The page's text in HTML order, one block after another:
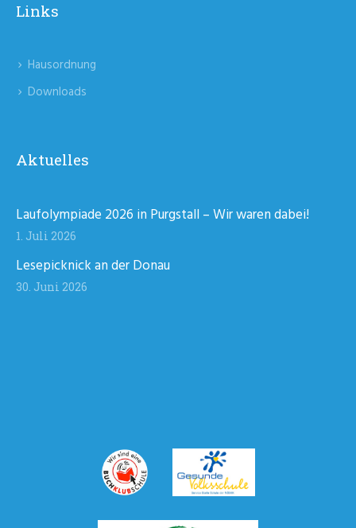
Links
Hausordnung
Downloads
Aktuelles
Laufolympiade 2026 in Purgstall – Wir waren dabei!
1. Juli 2026
Lesepicknick an der Donau
30. Juni 2026